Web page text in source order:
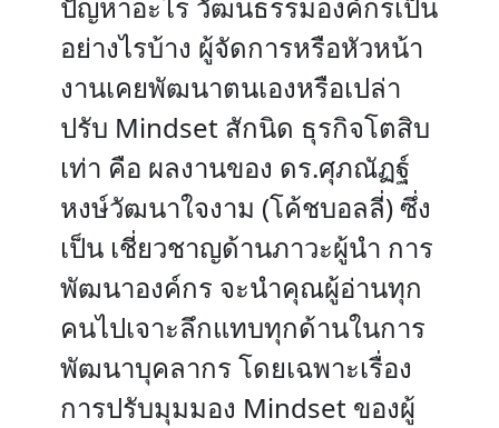
อย่างไรบ้าง ผู้จัดการหรือหัวหน้า
งานเคยพัฒนาตนเองหรือเปล่า
ปรับ Mindset สักนิด ธุรกิจโตสิบ
เท่า คือ ผลงานของ ดร.ศุภณัฏฐ์
หงษ์วัฒนาใจงาม (โค้ชบอลลี่) ซึ่ง
เป็น เชี่ยวชาญด้านภาวะผู้นํา การ
พัฒนาองค์กร จะนําคุณผู้อ่านทุก
คนไปเจาะลึกแทบทุกด้านในการ
พัฒนาบุคลากร โดยเฉพาะเรื่อง
การปรับมุมมอง Mindset ของผู้